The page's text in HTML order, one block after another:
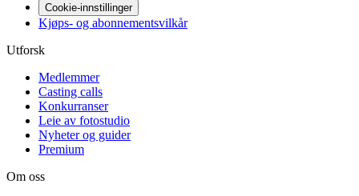
Cookie-innstillinger
Kjøps- og abonnementsvilkår
Utforsk
Medlemmer
Casting calls
Konkurranser
Leie av fotostudio
Nyheter og guider
Premium
Om oss